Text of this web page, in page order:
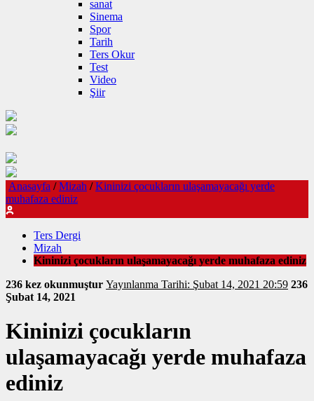
sanat
Sinema
Spor
Tarih
Ters Okur
Test
Video
Şiir
Anasayfa / Mizah / Kininizi çocukların ulaşamayacağı yerde
muhafaza ediniz
Ters Dergi
Mizah
Kininizi çocukların ulaşamayacağı yerde muhafaza ediniz
236 kez okunmuştur
Yayınlanma Tarihi: Şubat 14, 2021 20:59 236
Şubat 14, 2021
Kininizi çocukların
ulaşamayacağı yerde muhafaza
ediniz